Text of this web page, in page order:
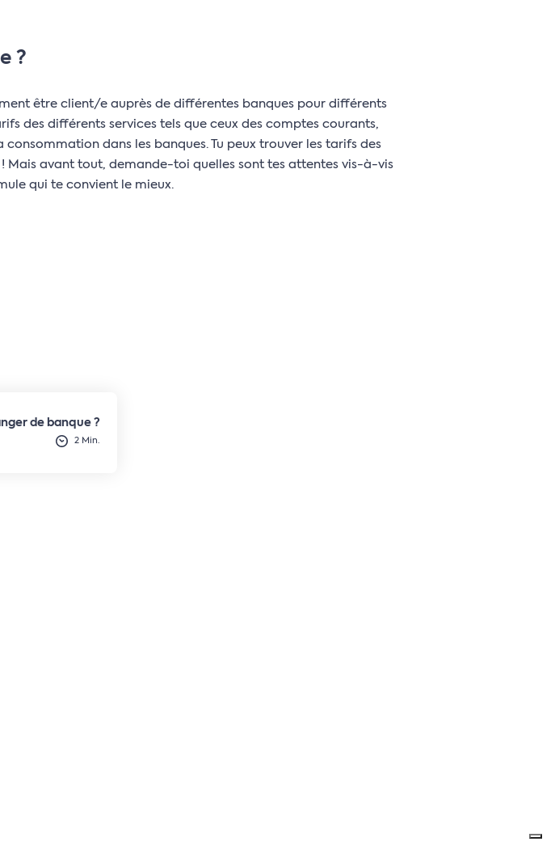
?
être client/e auprès de différentes banques pour différents
des différents services tels que ceux des comptes courants,
dans les banques. Tu peux trouver les tarifs des
Mais avant tout, demande-toi quelles sont tes attentes vis-à-vis
qui te convient le mieux.
de banque ?
2 Min.